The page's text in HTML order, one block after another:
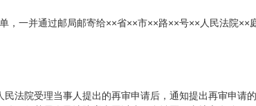
，一并通过邮局邮寄给××省××市××路××号××人民法院××
法院受理当事人提出的再审申请后，通知提出再审申请的